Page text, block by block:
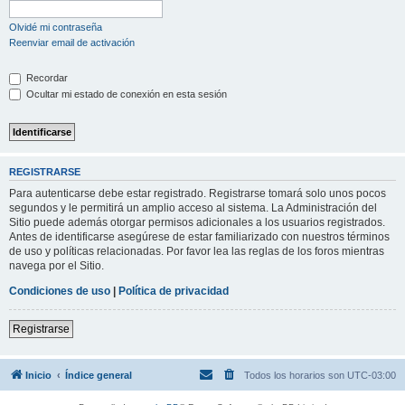
Olvidé mi contraseña
Reenviar email de activación
Recordar
Ocultar mi estado de conexión en esta sesión
REGISTRARSE
Para autenticarse debe estar registrado. Registrarse tomará solo unos pocos
segundos y le permitirá un amplio acceso al sistema. La Administración del
Sitio puede además otorgar permisos adicionales a los usuarios registrados.
Antes de identificarse asegúrese de estar familiarizado con nuestros términos
de uso y políticas relacionadas. Por favor lea las reglas de los foros mientras
navega por el Sitio.
Condiciones de uso | Política de privacidad
Registrarse
Inicio Índice general Todos los horarios son UTC-03:00